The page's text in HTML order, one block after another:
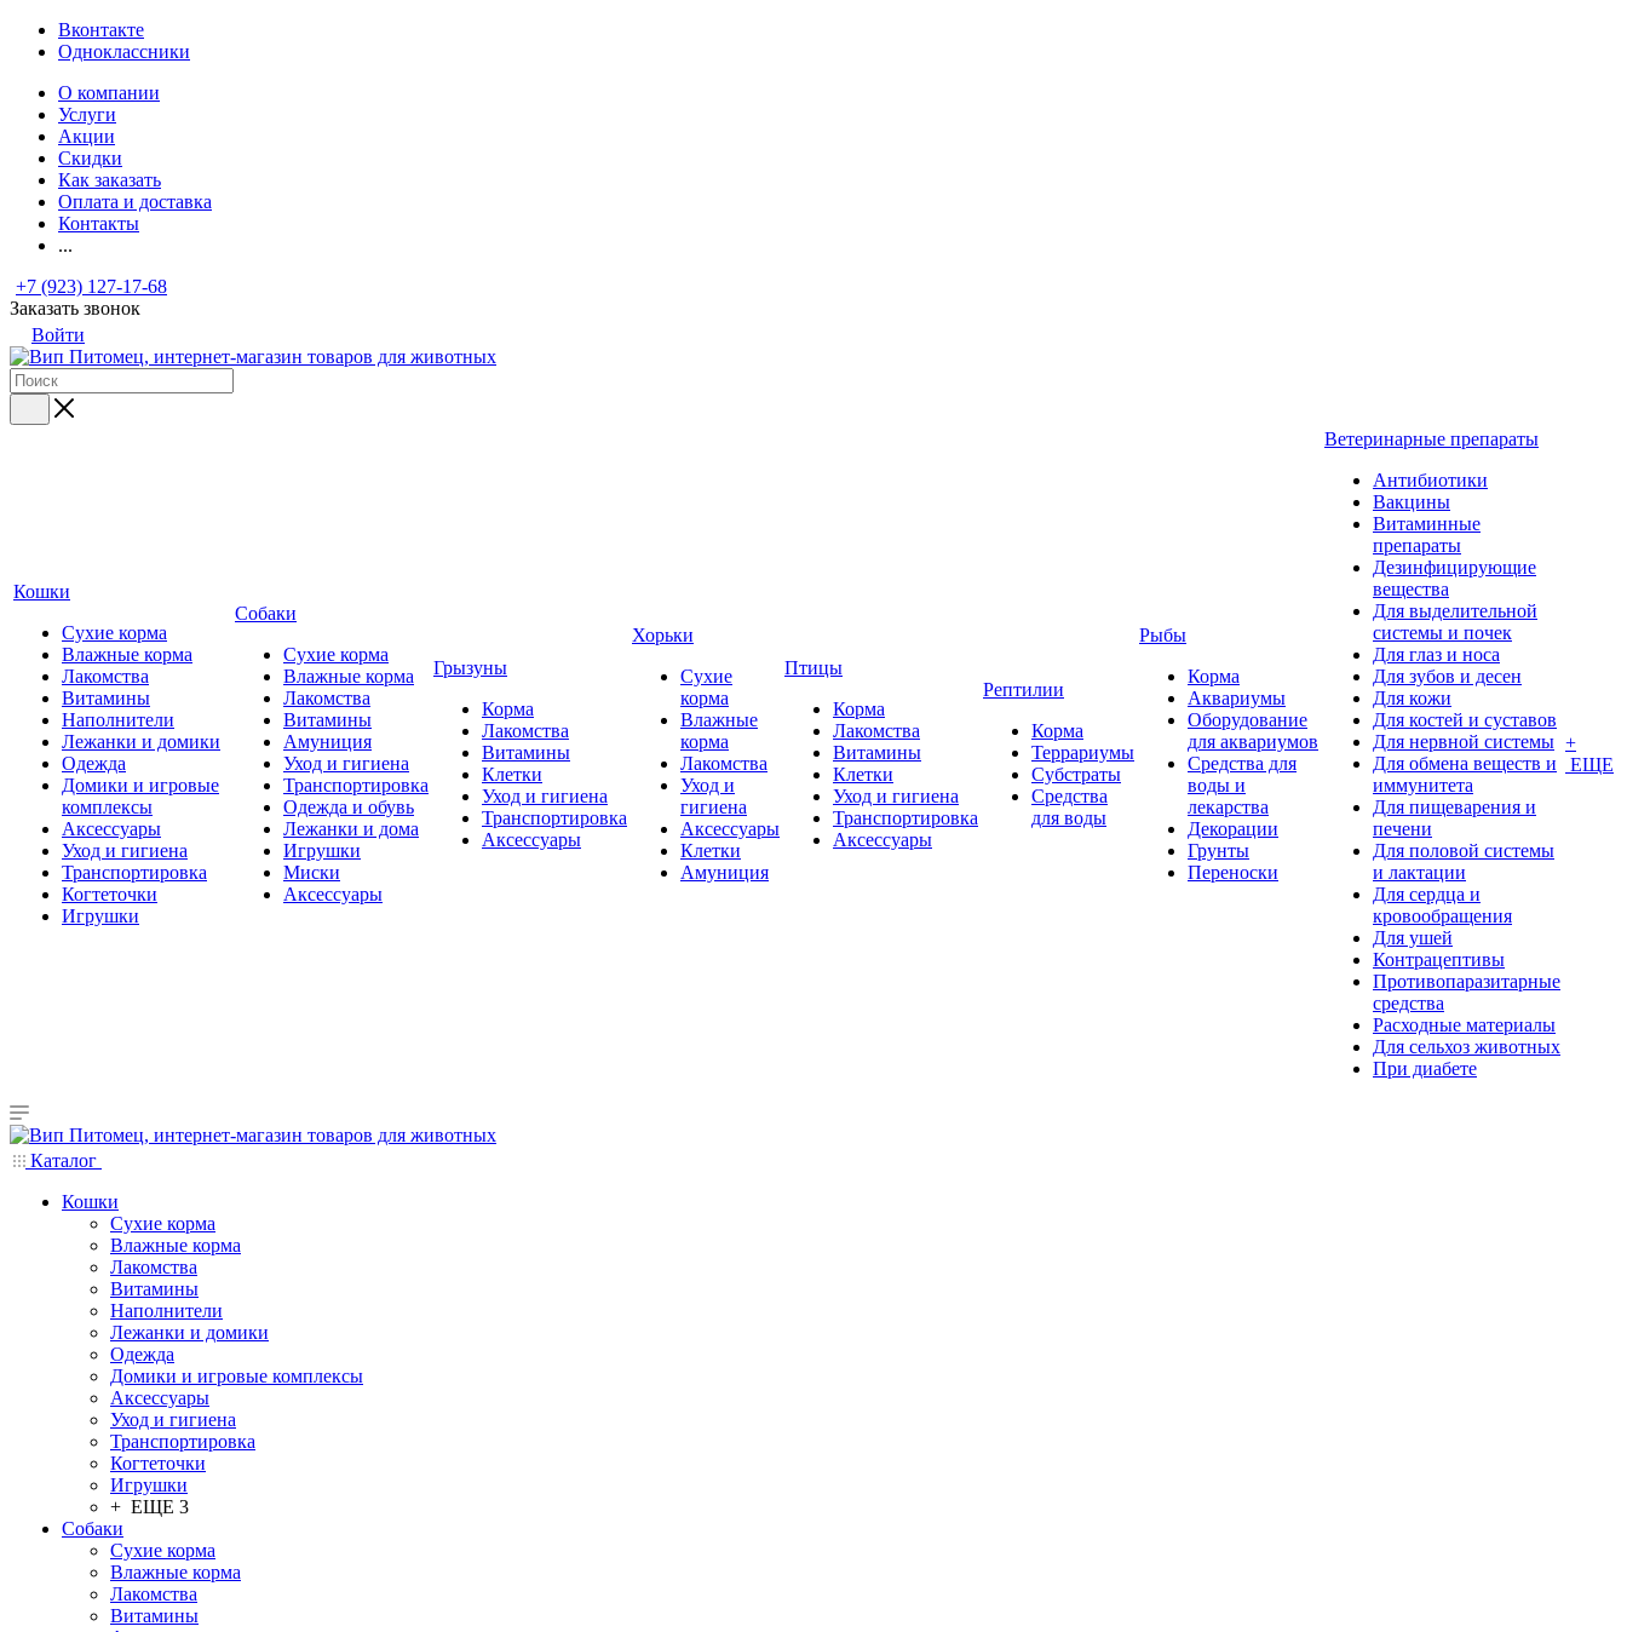
Вконтакте
Одноклассники
О компании
Услуги
Акции
Скидки
Как заказать
Оплата и доставка
Контакты
...
+7 (923) 127-17-68
Заказать звонок
Войти
Кошки
Сухие корма
Влажные корма
Лакомства
Витамины
Наполнители
Лежанки и домики
Одежда
Домики и игровые
комплексы
Аксессуары
Уход и гигиена
Транспортировка
Когтеточки
Игрушки
Собаки
Сухие корма
Влажные корма
Лакомства
Витамины
Амуниция
Уход и гигиена
Транспортировка
Одежда и обувь
Лежанки и дома
Игрушки
Миски
Аксессуары
Грызуны
Корма
Лакомства
Витамины
Клетки
Уход и гигиена
Транспортировка
Аксессуары
Хорьки
Сухие
корма
Влажные
корма
Лакомства
Уход и
гигиена
Аксессуары
Клетки
Амуниция
Птицы
Корма
Лакомства
Витамины
Клетки
Уход и гигиена
Транспортировка
Аксессуары
Рептилии
Корма
Террариумы
Субстраты
Средства
для воды
Рыбы
Корма
Аквариумы
Оборудование
для аквариумов
Средства для
воды и
лекарства
Декорации
Грунты
Переноски
Ветеринарные препараты
Антибиотики
Вакцины
Витаминные
препараты
Дезинфицирующие
вещества
Для выделительной
системы и почек
Для глаз и носа
Для зубов и десен
Для кожи
Для костей и суставов
Для нервной системы
Для обмена веществ и
иммунитета
Для пищеварения и
печени
Для половой системы
и лактации
Для сердца и
кровообращения
Для ушей
Контрацептивы
Противопаразитарные
средства
Расходные материалы
Для сельхоз животных
При диабете
+
ЕЩЕ
Каталог
Кошки
Сухие корма
Влажные корма
Лакомства
Витамины
Наполнители
Лежанки и домики
Одежда
Домики и игровые комплексы
Аксессуары
Уход и гигиена
Транспортировка
Когтеточки
Игрушки
+ ЕЩЕ 3
Собаки
Сухие корма
Влажные корма
Лакомства
Витамины